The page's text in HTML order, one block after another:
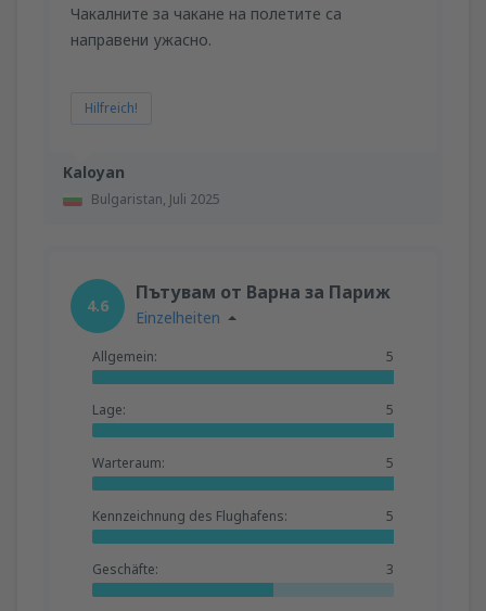
Kaloyan
Bulgaristan, Juli 2025
Чакалните за чакане на полетите са
направени ужасно.
Hilfreich!
4.6
Пътувам от Варна за Париж
Einzelheiten
Allgemein: 5
Lage: 5
Warteraum: 5
Kennzeichnung des Flughafens: 5
Geschäfte: 3